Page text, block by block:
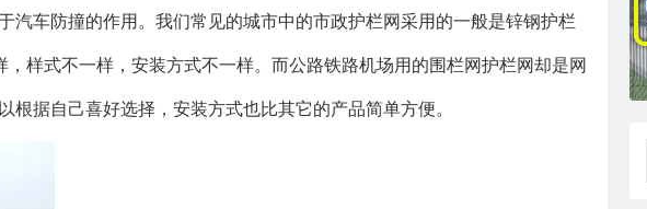
汽车防撞的作用。我们常见的城市中的市政护栏网采用的一般是锌钢护栏
样式不一样，安装方式不一样。而公路铁路机场用的围栏网护栏网却是网
据自己喜好选择，安装方式也比其它的产品简单方便。